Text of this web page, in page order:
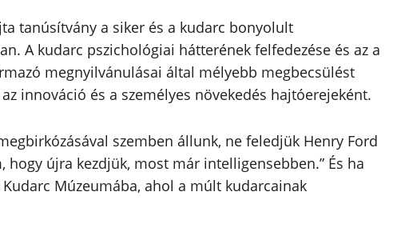
tanúsítvány a siker és a kudarc bonyolult
A kudarc pszichológiai hátterének felfedezése és az a
megnyilvánulásai által mélyebb megbecsülést
innováció és a személyes növekedés hajtóerejeként.
szemben állunk, ne feledjük Henry Ford
hogy újra kezdjük, most már intelligensebben.” És ha
Múzeumába, ahol a múlt kudarcainak